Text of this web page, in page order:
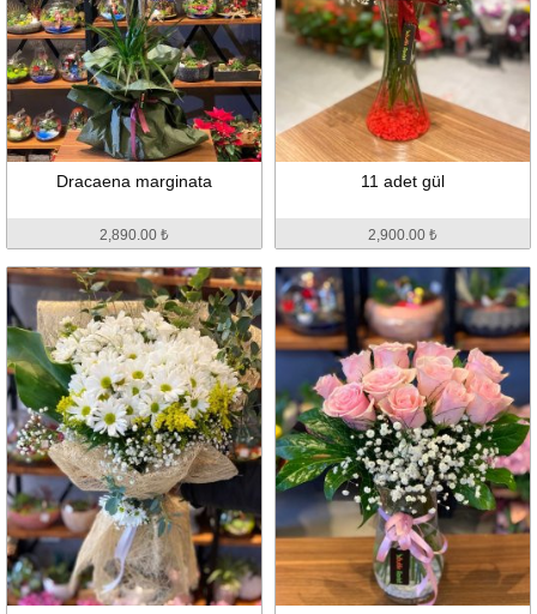
Dracaena marginata
2,890.00 ₺
11 adet gül
2,900.00 ₺